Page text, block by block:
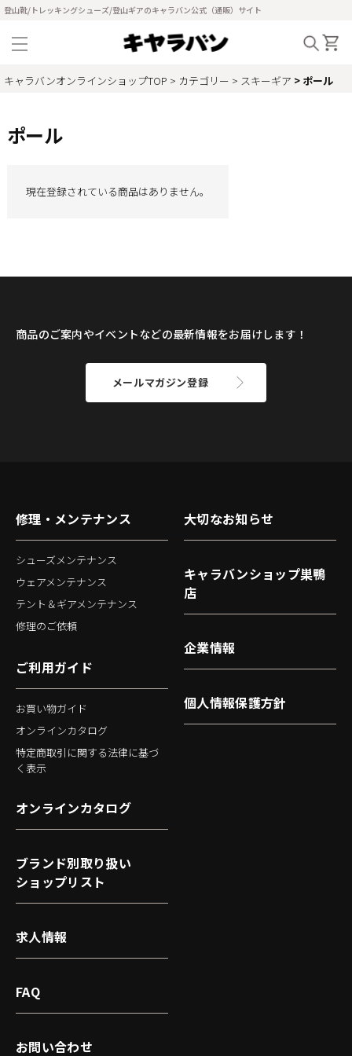
登山靴/トレッキングシューズ/登山ギアのキャラバン公式（通販）サイト
キャラバンオンラインショップTOP カテゴリー スキーギア ポール
ポール
現在登録されている商品はありません。
商品のご案内やイベントなどの最新情報をお届けします！
メールマガジン登録
修理・メンテナンス
シューズメンテナンス
ウェアメンテナンス
テント＆ギアメンテナンス
修理のご依頼
ご利用ガイド
お買い物ガイド
オンラインカタログ
特定商取引に関する法律に基づ
く表示
大切なお知らせ
キャラバンショップ巣鴨
店
企業情報
個人情報保護方針
オンラインカタログ
ブランド別取り扱い
ショップリスト
求人情報
FAQ
お問い合わせ